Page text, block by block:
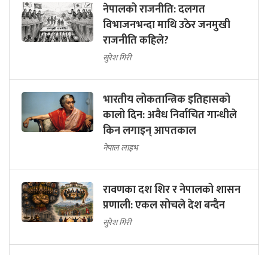
नेपालको राजनीति: दलगत
विभाजनभन्दा माथि उठेर जनमुखी
राजनीति कहिले?
सुरेश गिरी
भारतीय लोकतान्त्रिक इतिहासको
कालो दिन: अवैध निर्वाचित गान्धीले
किन लगाइन् आपतकाल
नेपाल लाइभ
रावणका दश शिर र नेपालको शासन
प्रणाली: एकल सोचले देश बन्दैन
सुरेश गिरी